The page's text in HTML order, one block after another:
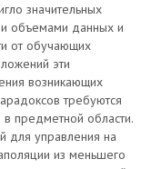
значительных
объемами данных и
от обучающих
эти
возникающих
требуются
предметной области.
для управления на
из меньшего